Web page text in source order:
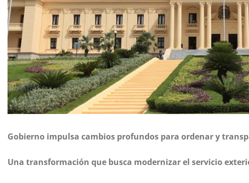
Gobierno impulsa cambios profundos para ordenar y
Una transformación que busca modernizar el servicio